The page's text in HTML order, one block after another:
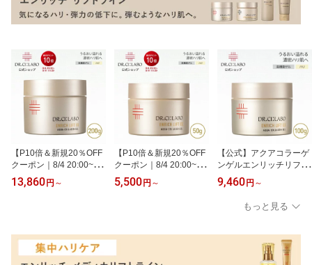
【P10倍＆新規20％OFF
クーポン｜8/4 20:00~8/1
1 1:59】【公式】アクア
コラーゲンゲルエンリッ
インワンゲル オールイン
ワンジェル 保湿 化粧水
乳液 ギフト プレゼント
13,860円 ～
【P10倍＆新規20％OFF
クーポン｜8/4 20:00~8/1
1 1:59】【公式】アクア
コラーゲンゲルエンリッ
インワンジェル シワ ハ
5,500円 ～
【公式】アクアコラーゲ
ンゲルエンリッチリフト
EXRa 100g ドクターシ
ーラボ | オールインワン
美容液 オールインワンゲ
ル オールインワンジェル
プレゼント
9,460円 ～
もっと見る